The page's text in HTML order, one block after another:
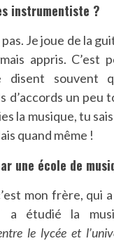
instrumentiste ?
Je joue de la
appris. C’est
disent souvent
d’accords un peu
la musique, tu
quand même !
une école de
mon frère, qui
a étudié la
le lycée et